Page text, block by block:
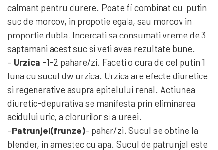
calmant pentru durere. Poate fi combinat cu putin
suc de morcov, in propotie egala, sau morcov in
proportie dubla. Incercati sa consumati vreme de 3
saptamani acest suc si veti avea rezultate bune.
– Urzica -1-2 pahare/zi. Faceti o cura de cel putin 1
luna cu sucul dw urzica. Urzica are efecte diuretice
si regenerative asupra epitelului renal. Actiunea
diuretic-depurativa se manifesta prin eliminarea
acidului uric, a clorurilor si a ureei.
–Patrunjel(frunze)– pahar/zi. Sucul se obtine la
blender, in amestec cu apa. Sucul de patrunjel este